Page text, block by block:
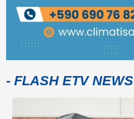
- FLASH ETV NEWS